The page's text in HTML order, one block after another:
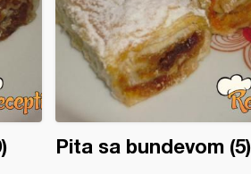
Pita sa bundevom (5)